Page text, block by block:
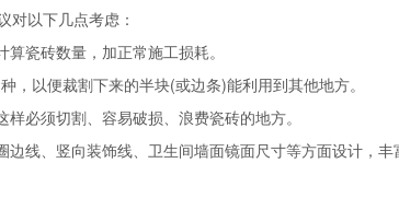
对以下几点考虑：
瓷砖数量，加正常施工损耗。
，以便裁割下来的半块(或边条)能利用到其他地方。
必须切割、容易破损、浪费瓷砖的地方。
线、竖向装饰线、卫生间墙面镜面尺寸等方面设计，丰